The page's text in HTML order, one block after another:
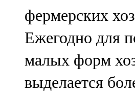
фермерских
Ежегодно для
малых форм
выделается